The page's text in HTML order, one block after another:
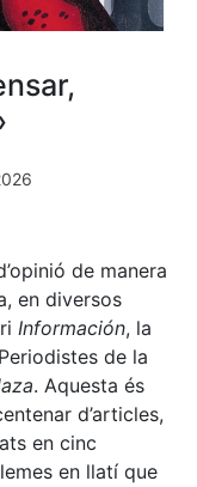
de manera
en diversos
Información, la
de la
. Aquesta és
d’articles,
en cinc
en llatí que